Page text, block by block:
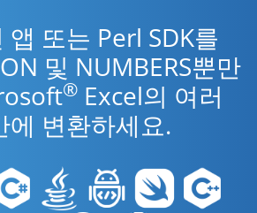
앱 또는 Perl SDK를
및 NUMBERS뿐만
® Excel의 여러
에 변환하세요.